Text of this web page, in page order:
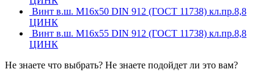
Винт в.ш. М16х50 DIN 912 (ГОСТ 11738) кл.пр.8,8
ЦИНК
Винт в.ш. М16х55 DIN 912 (ГОСТ 11738) кл.пр.8,8
ЦИНК
Не знаете что выбрать? Не знаете подойдет ли это вам?